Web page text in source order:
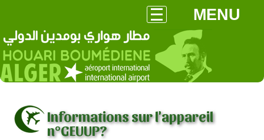
MENU
Informations sur l'appareil
n°GEUUP?